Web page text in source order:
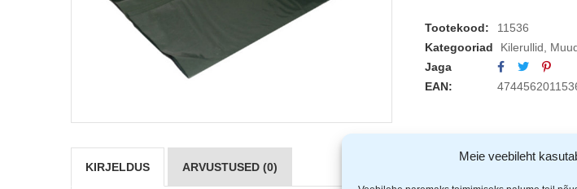
Meie veebileht
Tootekood:
11536
Kategooriad
Kilerullid,
Jaga
EAN:
KIRJELDUS ARVUSTUSED (0)